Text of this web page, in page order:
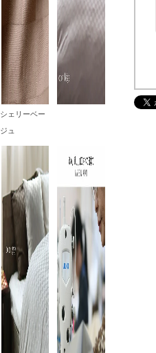
シェリーベー
ジュ